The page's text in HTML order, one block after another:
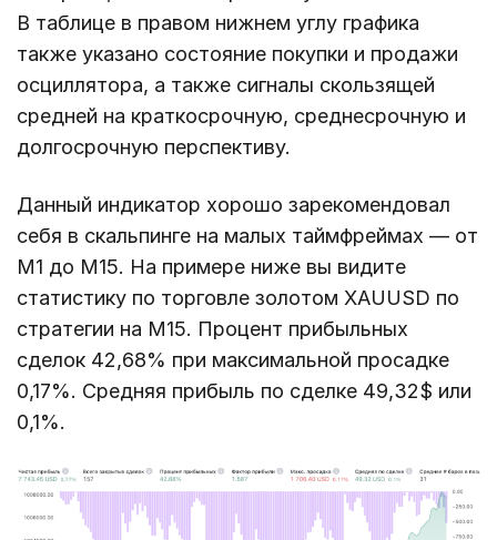
В таблице в правом нижнем углу графика
также указано состояние покупки и продажи
осциллятора, а также сигналы скользящей
средней на краткосрочную, среднесрочную и
долгосрочную перспективу.
Данный индикатор хорошо зарекомендовал
себя в скальпинге на малых таймфреймах — от
М1 до М15. На примере ниже вы видите
статистику по торговле золотом XAUUSD по
стратегии на М15. Процент прибыльных
сделок 42,68% при максимальной просадке
0,17%. Средняя прибыль по сделке 49,32$ или
0,1%.